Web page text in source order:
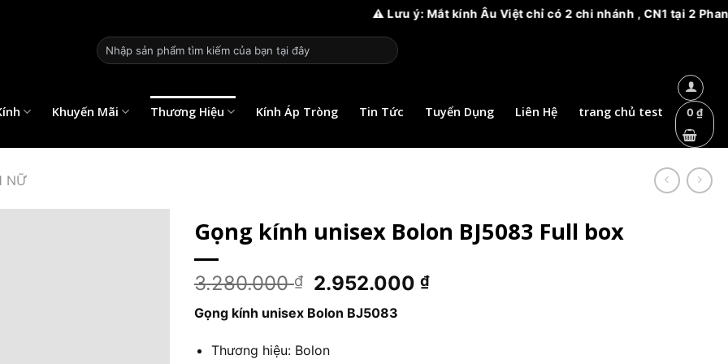
⚠️ Lưu ý: Mắt kính Âu Việt chỉ có 2 chi nhánh , CN1 tại 2 Phan
Tìm
kiếm:
Khuyến Mãi Thương Hiệu Kính Áp Tròng Tin Tức Tuyển Dụng Liên Hệ trang chủ test 0₫
NỮ
Gọng kính unisex Bolon BJ5083 Full box
3.280.000₫
Giá
gốc
là:
3.280.000 ₫.
2.952.000₫Giá
Gọng kính unisex Bolon BJ5083
Thương hiệu: Bolon